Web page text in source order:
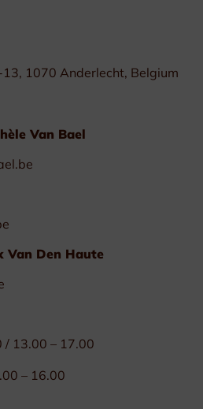
1070 Anderlecht, Belgium
Van Bael
Van Den Haute
/ 13.00 – 17.00
– 16.00